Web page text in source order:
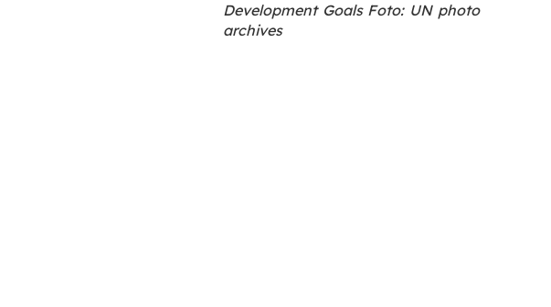
Development Goals Foto: UN photo
archives